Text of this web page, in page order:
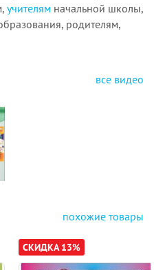
учителям начальной школы,
родителям,
все видео
похожие товары
СКИДКА 13%